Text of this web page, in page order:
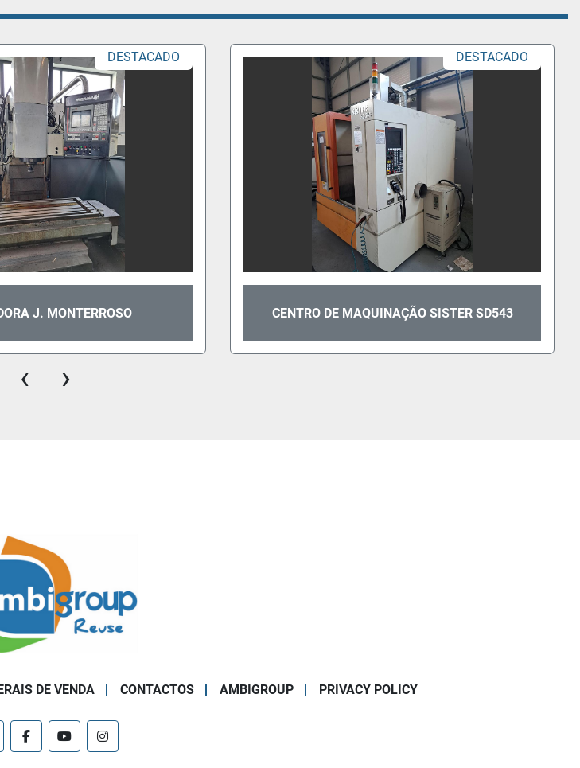
DESTACADO
MAQUINAÇÃO SISTER SD543
DESTACADO
CENTRO DE MAQUINAÇÃO FANUC
ROBOTDRILL COM ROBOT COMFICA ALPHA21
‹ ›
DE VENDA CONTACTOS AMBIGROUP PRIVACY POLICY
facebookyoutubeinstagram